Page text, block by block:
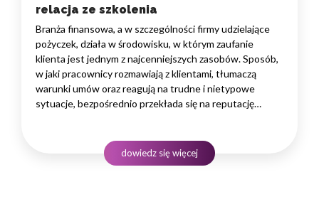
relacja ze szkolenia
Branża finansowa, a w szczególności firmy udzielające
pożyczek, działa w środowisku, w którym zaufanie
klienta jest jednym z najcenniejszych zasobów. Sposób,
w jaki pracownicy rozmawiają z klientami, tłumaczą
warunki umów oraz reagują na trudne i nietypowe
sytuacje, bezpośrednio przekłada się na reputację
produktowej, lecz także rozwiniętych kompetencji
komunikacyjnych, empatii…
dowiedz się więcej